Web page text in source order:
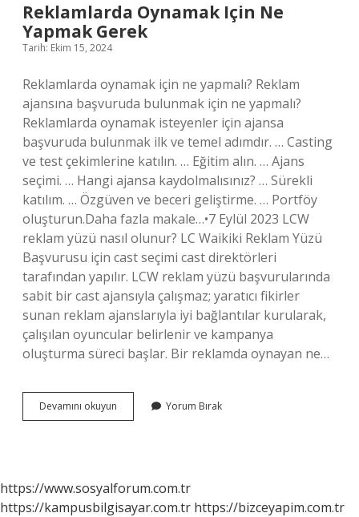
Reklamlarda Oynamak Için Ne
Yapmak Gerek
Tarih: Ekim 15, 2024
Reklamlarda oynamak için ne yapmalı? Reklam
ajansına başvuruda bulunmak için ne yapmalı?
Reklamlarda oynamak isteyenler için ajansa
başvuruda bulunmak ilk ve temel adımdır. … Casting
ve test çekimlerine katılın. … Eğitim alın. … Ajans
seçimi. … Hangi ajansa kaydolmalısınız? … Sürekli
katılım. … Özgüven ve beceri geliştirme. … Portföy
oluşturun.Daha fazla makale…•7 Eylül 2023 LCW
reklam yüzü nasıl olunur? LC Waikiki Reklam Yüzü
Başvurusu için cast seçimi cast direktörleri
tarafından yapılır. LCW reklam yüzü başvurularında
sabit bir cast ajansıyla çalışmaz; yaratıcı fikirler
sunan reklam ajanslarıyla iyi bağlantılar kurularak,
çalışılan oyuncular belirlenir ve kampanya
oluşturma süreci başlar. Bir reklamda oynayan ne…
Devamını okuyun Reklamlarda
Oynamak
Yorum Bırak
https://www.sosyalforum.com.tr
https://kampusbilgisayar.com.tr https://bizceyapim.com.tr